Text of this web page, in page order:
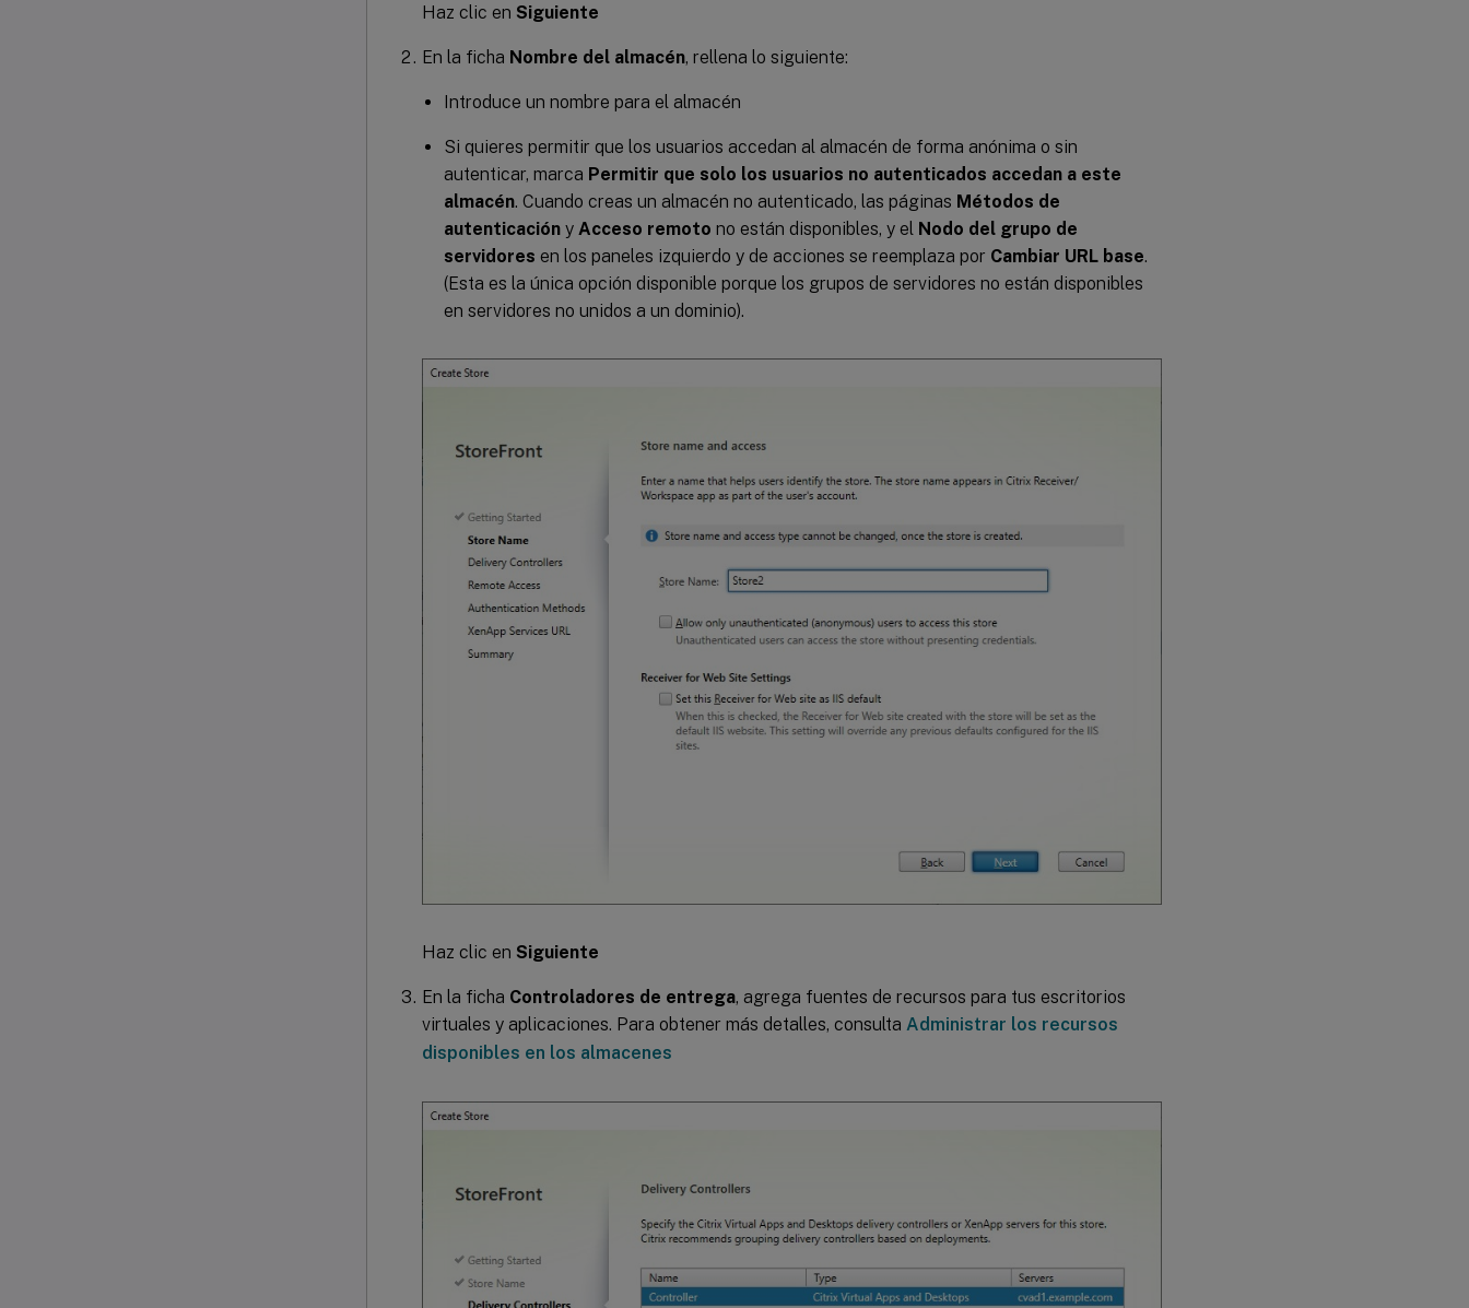
Haz clic en Siguiente
En la ficha Nombre del almacén, rellena lo siguiente:
Introduce un nombre para el almacén
Si quieres permitir que los usuarios accedan al almacén de forma anónima o sin
autenticar, marca Permitir que solo los usuarios no autenticados accedan a este
almacén. Cuando creas un almacén no autenticado, las páginas Métodos de
autenticación y Acceso remoto no están disponibles, y el Nodo del grupo de
servidores en los paneles izquierdo y de acciones se reemplaza por Cambiar URL base.
(Esta es la única opción disponible porque los grupos de servidores no están disponibles
en servidores no unidos a un dominio).
Haz clic en Siguiente
En la ficha Controladores de entrega, agrega fuentes de recursos para tus escritorios
virtuales y aplicaciones. Para obtener más detalles, consulta Administrar los recursos
disponibles en los almacenes